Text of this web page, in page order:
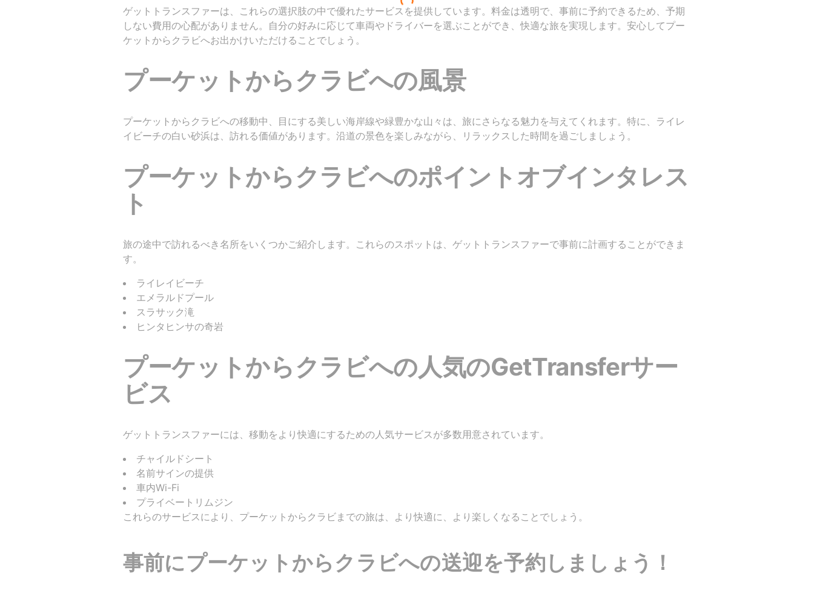
ゲットトランスファーは、これらの選択肢の中で優れたサービスを提供しています。料金は透明で、事前に予約できるため、予期
しない費用の心配がありません。自分の好みに応じて車両やドライバーを選ぶことができ、快適な旅を実現します。安心してプー
ケットからクラビへお出かけいただけることでしょう。
プーケットからクラビへの風景
プーケットからクラビへの移動中、目にする美しい海岸線や緑豊かな山々は、旅にさらなる魅力を与えてくれます。特に、ライレ
イビーチの白い砂浜は、訪れる価値があります。沿道の景色を楽しみながら、リラックスした時間を過ごしましょう。
プーケットからクラビへのポイントオブインタレス
ト
旅の途中で訪れるべき名所をいくつかご紹介します。これらのスポットは、ゲットトランスファーで事前に計画することができま
す。
ライレイビーチ
エメラルドプール
スラサック滝
ヒンタヒンサの奇岩
プーケットからクラビへの人気のGetTransferサー
ビス
ゲットトランスファーには、移動をより快適にするための人気サービスが多数用意されています。
チャイルドシート
名前サインの提供
車内Wi-Fi
プライベートリムジン
これらのサービスにより、プーケットからクラビまでの旅は、より快適に、より楽しくなることでしょう。
事前にプーケットからクラビへの送迎を予約しましょう！